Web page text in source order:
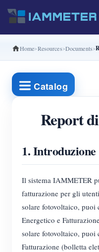
Prodotti
Misuratore di
Misuratore di
Misuratore di
Misuratore di
IAMMETER
Servizio self-
Caricatore EV
Simulatore
Home Resources Documents
Catalog
Report
1. Introduzione
Il sistema IAMMETER
fatturazione per gli
solare fotovoltaico,
Energetico e
solare fotovoltaico, puoi
Fatturazione (bolletta